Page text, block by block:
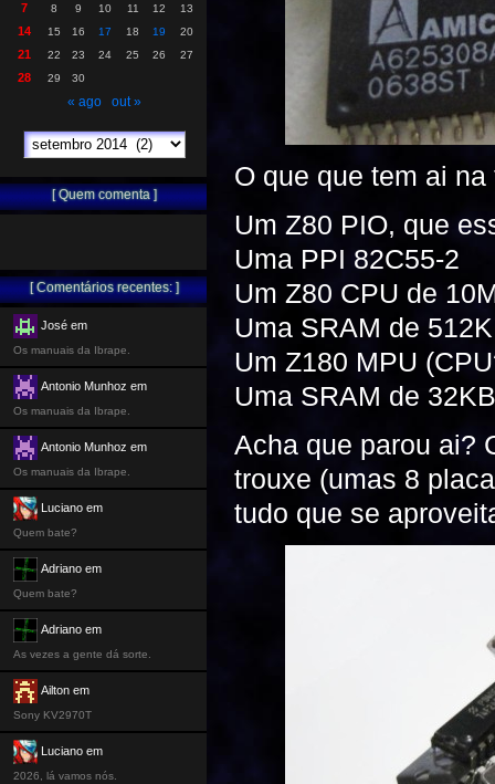
O que que tem ai
Um Z80 PIO, que
Uma PPI 82C55-2
Um Z80 CPU de
Uma SRAM de
Um Z180 MPU
Uma SRAM de
Acha que parou ai?
trouxe (umas 8
tudo que se
7 8 9 10 11 12 13
14 15 16 17 18 19 20
21 22 23 24 25 26 27
28 29 30
« ago out »
[ Quem comenta ]
[ Comentários recentes: ]
José em
Os manuais da Ibrape.
Antonio Munhoz em
Os manuais da Ibrape.
Antonio Munhoz em
Os manuais da Ibrape.
Luciano em
Quem bate?
Adriano em
Quem bate?
Adriano em
As vezes a gente dá sorte.
Ailton em
Sony KV2970T
Luciano em
2026, lá vamos nós.